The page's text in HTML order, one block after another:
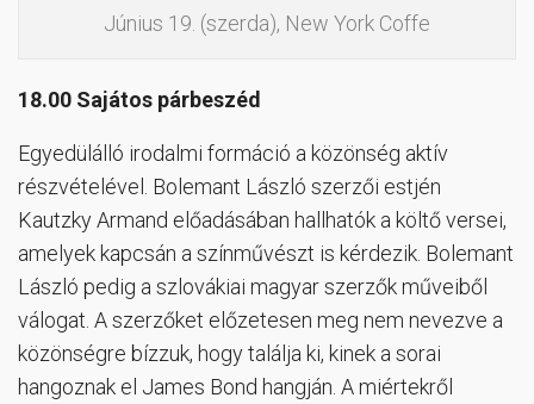
Június 19. (szerda), New York Coffe
18.00 Sajátos párbeszéd
Egyedülálló irodalmi formáció a közönség aktív
részvételével. Bolemant László szerzői estjén
Kautzky Armand előadásában hallhatók a költő versei,
amelyek kapcsán a színművészt is kérdezik. Bolemant
László pedig a szlovákiai magyar szerzők műveiből
válogat. A szerzőket előzetesen meg nem nevezve a
közönségre bízzuk, hogy találja ki, kinek a sorai
hangoznak el James Bond hangján. A miértekről